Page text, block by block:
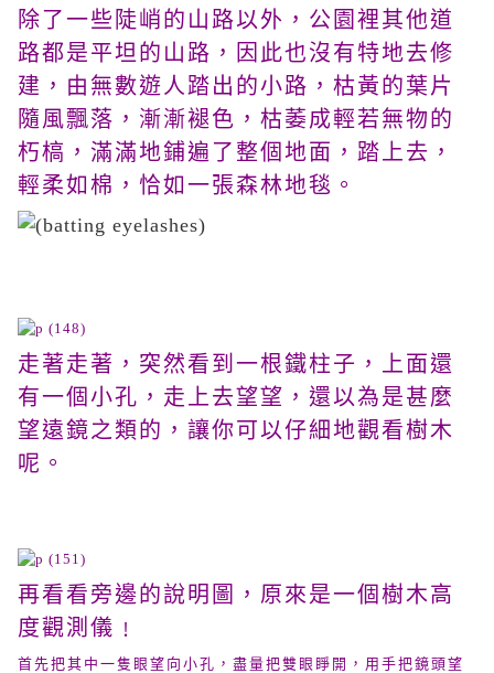
除了一些陡峭的山路以外，公園裡其他道
路都是平坦的山路，因此也沒有特地去修
建，由無數遊人踏出的小路，枯黃的葉片
隨風飄落，漸漸褪色，枯萎成輕若無物的
朽槁，滿滿地鋪遍了整個地面，踏上去，
輕柔如棉，恰如一張森林地毯。
走著走著，突然看到一根鐵柱子，上面還
有一個小孔，走上去望望，還以為是甚麼
望遠鏡之類的，讓你可以仔細地觀看樹木
呢。
再看看旁邊的說明圖，原來是一個樹木高
度觀測儀﹗
首先把其中一隻眼望向小孔，盡量把雙眼睜開，用手把鏡頭望